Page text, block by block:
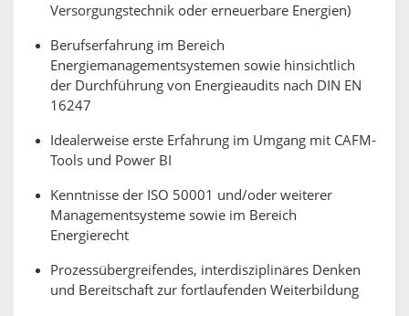
Versorgungstechnik oder erneuerbare Energien)
Berufserfahrung im Bereich
Energiemanagementsystemen sowie hinsichtlich
der Durchführung von Energieaudits nach DIN EN
16247
Idealerweise erste Erfahrung im Umgang mit CAFM-
Tools und Power BI
Kenntnisse der ISO 50001 und/oder weiterer
Managementsysteme sowie im Bereich
Energierecht
Prozessübergreifendes, interdisziplinäres Denken
und Bereitschaft zur fortlaufenden Weiterbildung